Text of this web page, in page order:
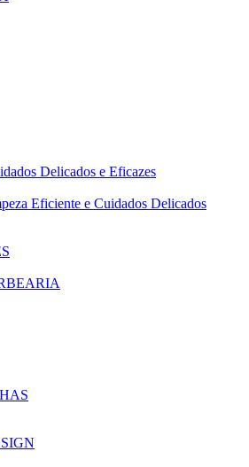
Delicados e Eficazes
Eficiente e Cuidados Delicados